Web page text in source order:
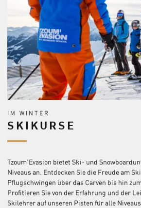
IM WINTER
SKIKURSE
Tzoum'Evasion bietet Ski- und
Niveaus an. Entdecken Sie die Freude am
Pflugschwingen über das Carven bis hin
Profitieren Sie von der Erfahrung und der
Skilehrer auf unseren Pisten für alle